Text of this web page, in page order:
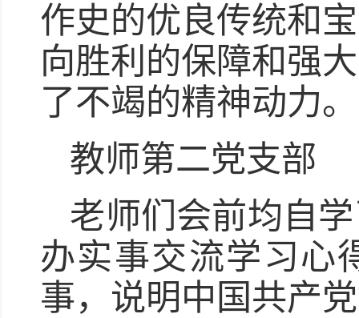
作史的优良传统和
向胜利的保障和强
了不竭的精神动力。
教师第二党支部
老师们会前均自
办实事交流学习心
事，说明中国共产